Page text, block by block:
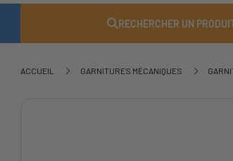
RECHERCHER UN
ACCUEIL GARNITURES MÉCANIQUES